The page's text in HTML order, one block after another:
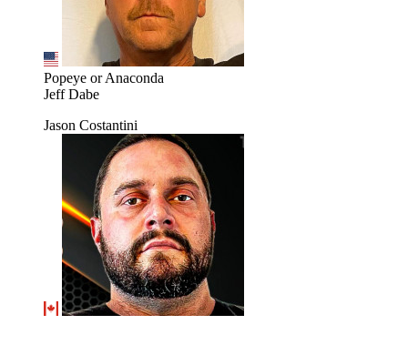
Popeye or Anaconda
Jeff Dabe
Jason Costantini